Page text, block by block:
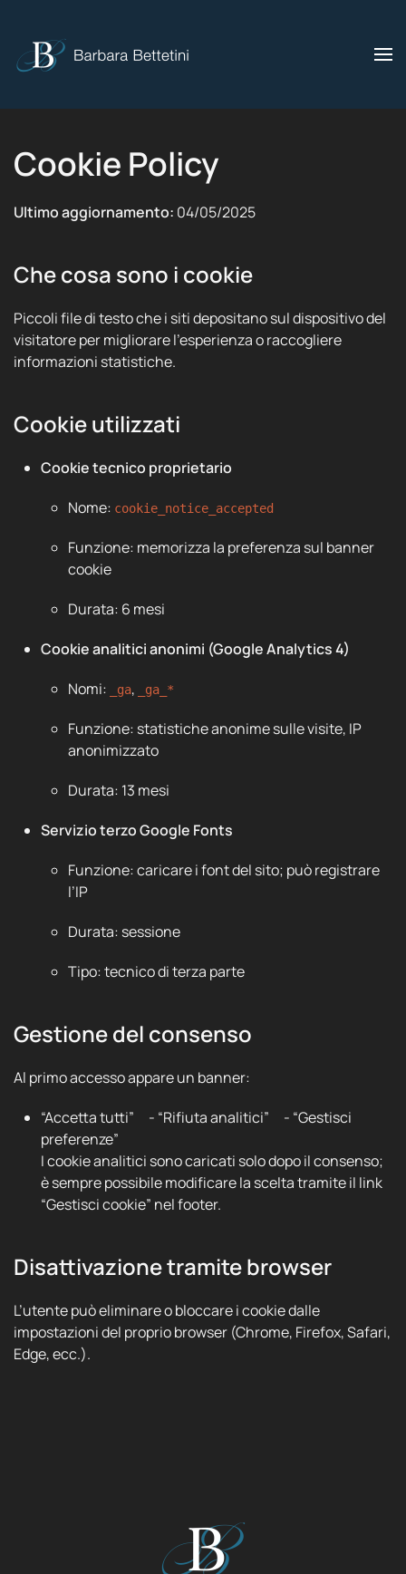
Skip to main content
Cookie Policy
Ultimo aggiornamento: 04/05/2025
Che cosa sono i cookie
Piccoli file di testo che i siti depositano sul dispositivo del
visitatore per migliorare l’esperienza o raccogliere
informazioni statistiche.
Cookie utilizzati
Cookie tecnico proprietario
Nome: cookie_notice_accepted
Funzione: memorizza la preferenza sul banner
cookie
Durata: 6 mesi
Cookie analitici anonimi (Google Analytics 4)
Nomi:
_ga, _ga_*
Funzione: statistiche anonime sulle visite, IP
anonimizzato
Durata: 13 mesi
Servizio terzo Google Fonts
Funzione: caricare i font del sito; può registrare
l’IP
Durata: sessione
Tipo: tecnico di terza parte
Gestione del consenso
Al primo accesso appare un banner:
“Accetta tutti” - “Rifiuta analitici” - “Gestisci
preferenze”
I cookie analitici sono caricati solo dopo il consenso;
è sempre possibile modificare la scelta tramite il link
“Gestisci cookie” nel footer.
Disattivazione tramite browser
L’utente può eliminare o bloccare i cookie dalle
impostazioni del proprio browser (Chrome, Firefox, Safari,
Edge, ecc.).